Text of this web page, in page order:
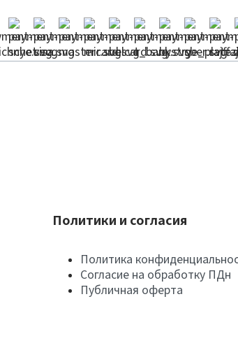
Политики и согласия
Политика
Согласие на обработку ПДн
Публичная оферта